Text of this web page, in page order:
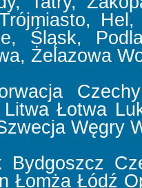
Śląsk,
Żelazowa
Czechy
Litwa Łotwa
Węgry
Bydgoszcz
Łomża Łódź